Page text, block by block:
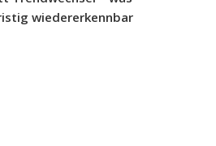
wiedererkennbar